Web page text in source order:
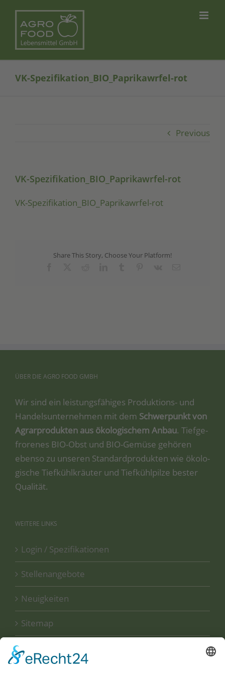
content
VK-Spezifikation_BIO_Paprikawrfel-rot
Previous
VK-Spezifikation_BIO_Paprikawrfel-rot
VK-Spe­zi­fi­ka­ti­on_­BIO­_­Pa­pri­kawr­fel-rot
Share This Story, Choose Your Platform!
ÜBER DIE AGRO FOOD GMBH
Wir sind ein leis­tungs­fä­hi­ges Pro­duk­ti­ons- und
Han­dels­un­ter­neh­men mit dem Schwer­punkt von
Agrar­pro­duk­ten aus öko­lo­gi­schem Anbau. Tief­ge­
fro­re­nes BIO-Obst und BIO-Gemü­se gehö­ren
eben­so zu unse­ren Stan­dard­pro­duk­ten wie öko­lo­
gi­sche Tief­kühl­kräu­ter und Tief­kühl­pil­ze bes­ter
Qualität.
WEITERE LINKS
Login / Spezifikationen
Stellenangebote
Neuigkeiten
Sitemap
Disclaimer